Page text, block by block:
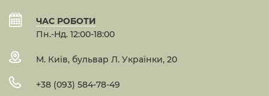
ЧАС РОБОТИ
Пн.-Нд. 12:00-18:00
М. Київ, бульвар Л. Українки, 20
+38 (093) 584-78-49